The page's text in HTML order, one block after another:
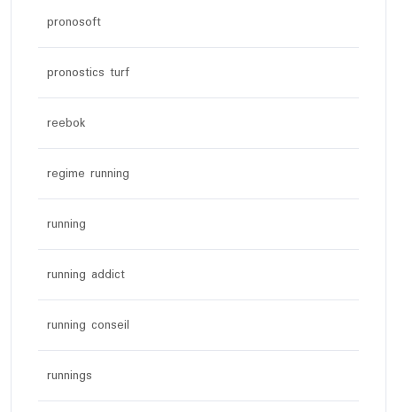
pronosoft
pronostics turf
reebok
regime running
running
running addict
running conseil
runnings